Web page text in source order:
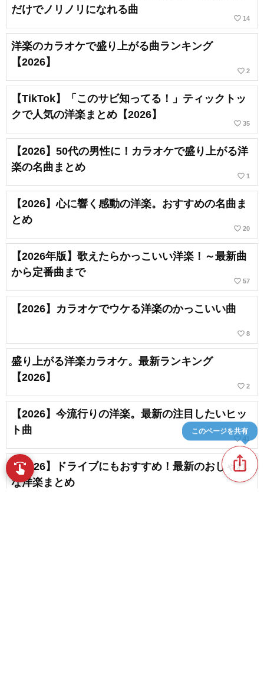
だけでノリノリになれる曲
favorite_border 14
洋楽のカラオケで盛り上がる曲ランキング
【2026】
favorite_border 2
【TikTok】「このサビ知ってる！」ティックトッ
クで人気の洋楽まとめ【2026】
favorite_border 35
【2026】50代の男性に！カラオケで盛り上がる洋
楽の名曲まとめ
favorite_border 1
【2026】心に響く感動の洋楽。おすすめの名曲ま
とめ
favorite_border 20
【2026年版】歌えたらかっこいい洋楽！～最新曲
から定番曲まで
favorite_border 57
【2026】カラオケでウケる洋楽のかっこいい曲
favorite_border 8
盛り上がる洋楽カラオケ。最新ランキング
【2026】
favorite_border 2
【2026】今流行りの洋楽。最新の注目したいヒッ
ト曲
【2026】ドライブにもおすすめ！最新のおしゃれ
な洋楽まとめ
ios_share
このページを共有
swipe